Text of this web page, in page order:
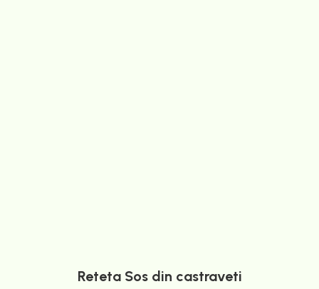
Reteta Sos din castraveti